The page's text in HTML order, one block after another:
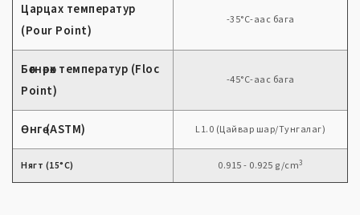
Царцах температур
(Pour Point)
-35°C-аас бага
Бөөгнөрөх температур (Floc
Point)
-45°C-аас бага
Өнгө (ASTM) L1.0 (Цайвар шар/Тунгалаг)
Нягт (15°C) 0.915 - 0.925 g/cm3